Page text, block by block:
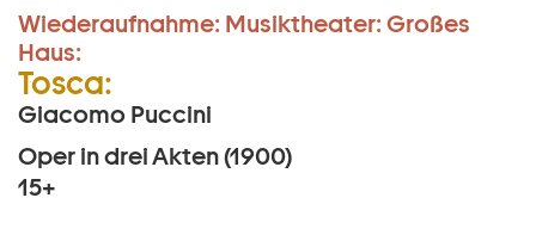
Wiederaufnahme: Musiktheater: Großes
Haus:
Tosca:
Giacomo Puccini
Oper in drei Akten (1900)
15+